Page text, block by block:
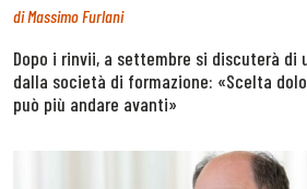
diMassimo Furlani
Dopo i rinvii, a settembre si discuterà di
dalla società di formazione: «Scelta
può più andare avanti»